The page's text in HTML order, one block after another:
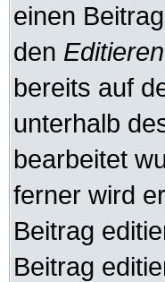
einen
den Editieren
bereits auf
unterhalb
bearbeitet
ferner wird
Beitrag
Beitrag